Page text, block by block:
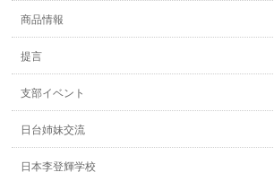
商品情報
提言
支部イベント
日台姉妹交流
日本李登輝学校